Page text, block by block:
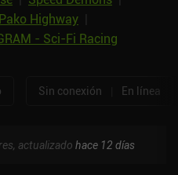
Pako Highway
- Sci-Fi Racing
Sin conexión En línea
actualizado hace 12 días